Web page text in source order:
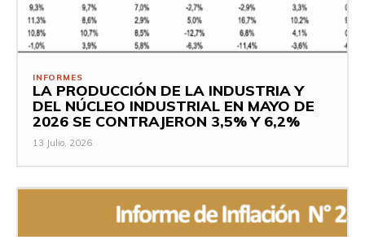
INFORMES
LA PRODUCCIÓN DE LA INDUSTRIA Y
DEL NÚCLEO INDUSTRIAL EN MAYO DE
2026 SE CONTRAJERON 3,5% Y 6,2%
13 Julio, 2026